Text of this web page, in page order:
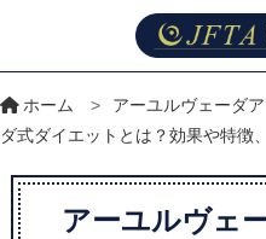
ホーム > アーユルヴェーダ
ダ式ダイエットとは？効果や特徴
アーユルヴェ